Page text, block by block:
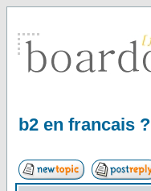
b2 en francais ?